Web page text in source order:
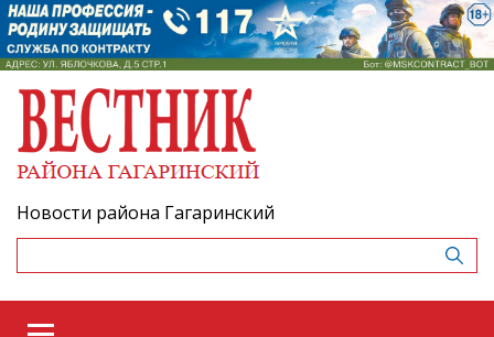
Новости района Гагаринский